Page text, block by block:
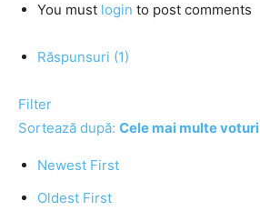
You must login to post comments
Răspunsuri (1)
Filter
Sortează după: Cele mai multe voturi
Newest First
Oldest First